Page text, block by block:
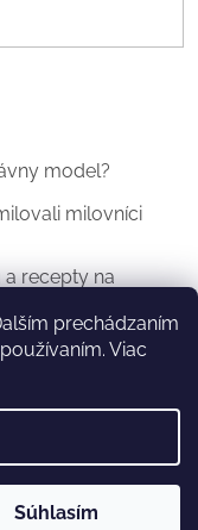
prechádzaním
Viac
Súhlasím
model?
milovníci
recepty na
vyhradené.